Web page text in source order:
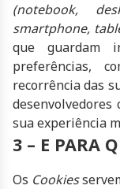
(notebook,
smartphone,
que guardam
preferências,
recorrência das
sua experiência
3 – E PARA
Os Cookies